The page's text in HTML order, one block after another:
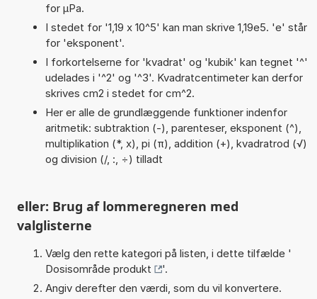
for µPa.
I stedet for '1,19 x 10^5' kan man skrive 1,19e5. 'e' står
for 'eksponent'.
I forkortelserne for 'kvadrat' og 'kubik' kan tegnet '^'
udelades i '^2' og '^3'. Kvadratcentimeter kan derfor
skrives cm2 i stedet for cm^2.
Her er alle de grundlæggende funktioner indenfor
aritmetik: subtraktion (-), parenteser, eksponent (^),
multiplikation (*, x), pi (π), addition (+), kvadratrod (√)
og division (/, :, ÷) tilladt
eller: Brug af lommeregneren med
valglisterne
Vælg den rette kategori på listen, i dette tilfælde '
Dosisområde produkt
'.
Angiv derefter den værdi, som du vil konvertere.